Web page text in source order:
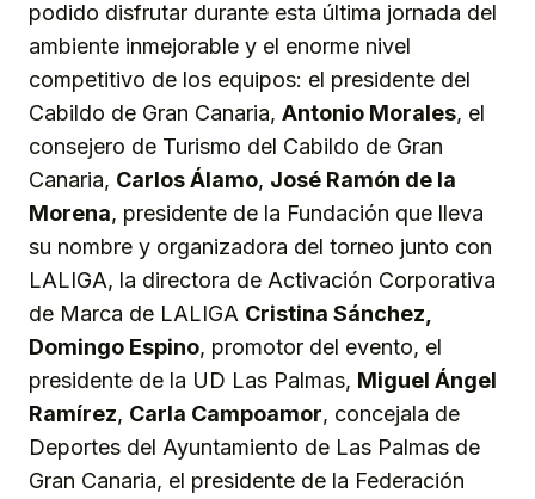
podido disfrutar durante esta última jornada del
ambiente inmejorable y el enorme nivel
competitivo de los equipos: el presidente del
Cabildo de Gran Canaria, Antonio Morales, el
consejero de Turismo del Cabildo de Gran
Canaria, Carlos Álamo, José Ramón de la
Morena, presidente de la Fundación que lleva
su nombre y organizadora del torneo junto con
LALIGA, la directora de Activación Corporativa
de Marca de LALIGA Cristina Sánchez,
Domingo Espino, promotor del evento, el
presidente de la UD Las Palmas, Miguel Ángel
Ramírez, Carla Campoamor, concejala de
Deportes del Ayuntamiento de Las Palmas de
Gran Canaria, el presidente de la Federación